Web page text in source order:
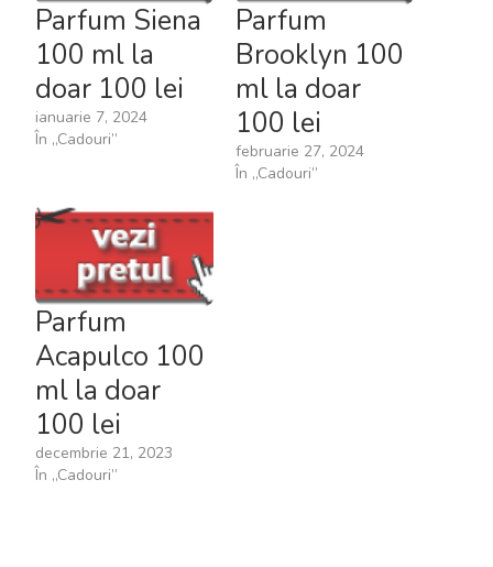
Parfum Siena
100 ml la
doar 100 lei
ianuarie 7, 2024
În „Cadouri”
Parfum
Brooklyn 100
ml la doar
100 lei
februarie 27, 2024
În „Cadouri”
Parfum
Acapulco 100
ml la doar
100 lei
decembrie 21, 2023
În „Cadouri”